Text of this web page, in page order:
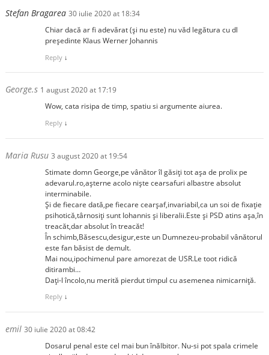
Stefan Bragarea 30 iulie 2020 at 18:34
Chiar dacă ar fi adevărat (și nu este) nu văd legătura cu dl
președinte Klaus Werner Johannis
Reply ↓
George.s 1 august 2020 at 17:19
Wow, cata risipa de timp, spatiu si argumente aiurea.
Reply ↓
Maria Rusu 3 august 2020 at 19:54
Stimate domn George,pe vânător îl găsiți tot așa de prolix pe
adevarul.ro,așterne acolo niște cearsafuri albastre absolut
interminabile.
Și de fiecare dată,pe fiecare cearșaf,invariabil,ca un soi de fixație
psihotică,târnosiți sunt Iohannis și liberalii.Este și PSD atins așa,în
treacăt,dar absolut în treacăt!
În schimb,Băsescu,desigur,este un Dumnezeu-probabil vânătorul
este fan băsist de demult.
Mai nou,ipochimenul pare amorezat de USR.Le toot ridică
ditirambi…
Dați-l încolo,nu merită pierdut timpul cu asemenea nimicarniță.
Reply ↓
emil 30 iulie 2020 at 08:42
Dosarul penal este cel mai bun înălbitor. Nu-si pot spala crimele